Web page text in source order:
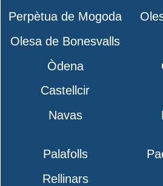
Perpètua de Mogoda
Olesa de Bonesvalls
Òdena
Castellcir
Navas
Palafolls
Rellinars